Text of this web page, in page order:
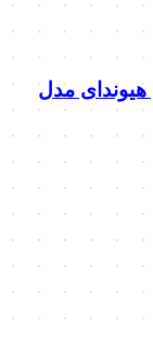
مدل